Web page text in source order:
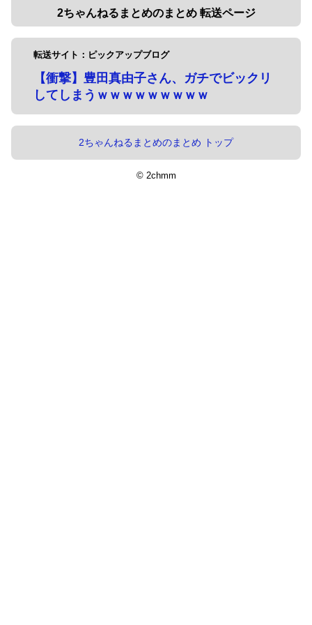
2ちゃんねるまとめのまとめ 転送ページ
転送サイト：ピックアップブログ
【衝撃】豊田真由子さん、ガチでビックリ
してしまうｗｗｗｗｗｗｗｗｗ
2ちゃんねるまとめのまとめ トップ
© 2chmm